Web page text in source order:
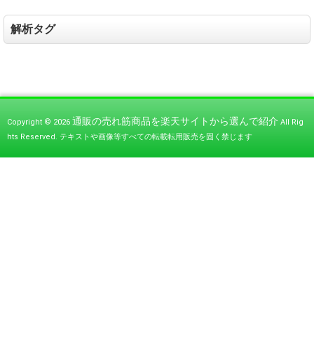
解析タグ
Copyright © 2026 通販の売れ筋商品を楽天サイトから選んで紹介 All Rig
hts Reserved. テキストや画像等すべての転載転用販売を固く禁じます